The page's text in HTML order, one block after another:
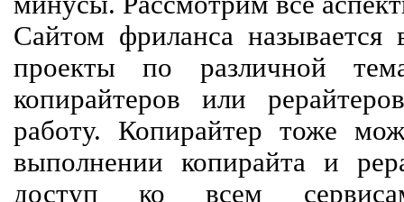
Сайтом фриланса называется
проекты по различной
копирайтеров или
работу. Копирайтер тоже
выполнении копирайта и
доступ ко всем